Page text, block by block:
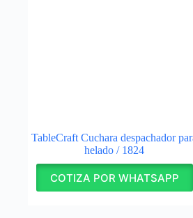
TableCraft Cuchara despachador
helado / 1824
COTIZA POR WHATSAPP